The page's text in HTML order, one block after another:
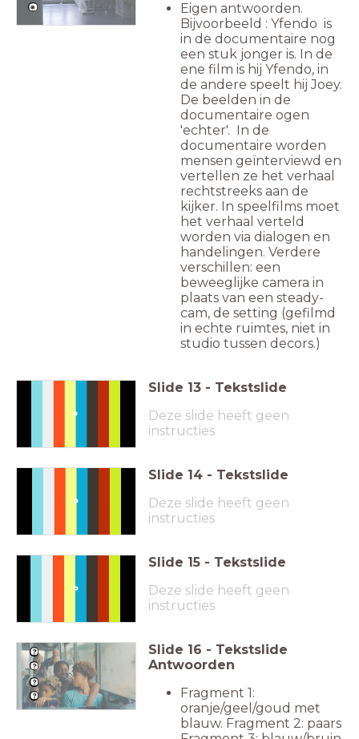
Eigen antwoorden.
Bijvoorbeeld : Yfendo is
in de documentaire nog
een stuk jonger is. In de
ene film is hij Yfendo, in
de andere speelt hij Joey.
De beelden in de
documentaire ogen
'echter'. In de
documentaire worden
mensen geïnterviewd en
vertellen ze het verhaal
rechtstreeks aan de
kijker. In speelfilms moet
het verhaal verteld
worden via dialogen en
handelingen. Verdere
verschillen: een
beweeglijke camera in
plaats van een steady-
cam, de setting (gefilmd
in echte ruimtes, niet in
studio tussen decors.)
Slide 13 - Tekstslide
Deze slide heeft geen
instructies
Slide 14 - Tekstslide
Deze slide heeft geen
instructies
Slide 15 - Tekstslide
Deze slide heeft geen
instructies
Slide 16 - Tekstslide
Antwoorden
Fragment 1:
oranje/geel/goud met
blauw. Fragment 2: paars